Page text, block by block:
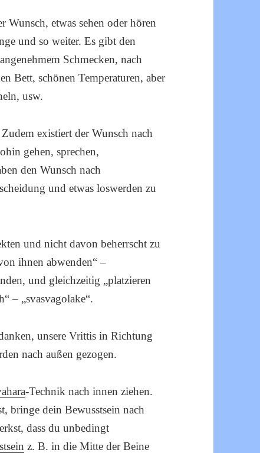
Wunsch, etwas sehen oder hören
und so weiter. Es gibt den
Schmecken, nach
Bett, schönen Temperaturen, aber
usw.
existiert der Wunsch nach
gehen, sprechen,
den Wunsch nach
und etwas loswerden zu
und nicht davon beherrscht zu
ihnen abwenden“ –
und gleichzeitig „platzieren
– „svasvagolake“.
unsere Vrittis in Richtung
nach außen gezogen.
-Technik nach innen ziehen.
bringe dein Bewusstsein nach
dass du unbedingt
z. B. in die Mitte der Beine